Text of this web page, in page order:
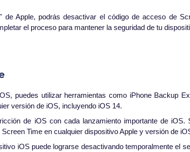
Apple, podrás desactivar el código de acceso de
el proceso para mantener la seguridad de tu
puedes utilizar herramientas como iPhone Backup
versión de iOS, incluyendo iOS 14.
de iOS con cada lanzamiento importante de iOS.
Time en cualquier dispositivo Apple y versión de
iOS puede lograrse desactivando temporalmente el